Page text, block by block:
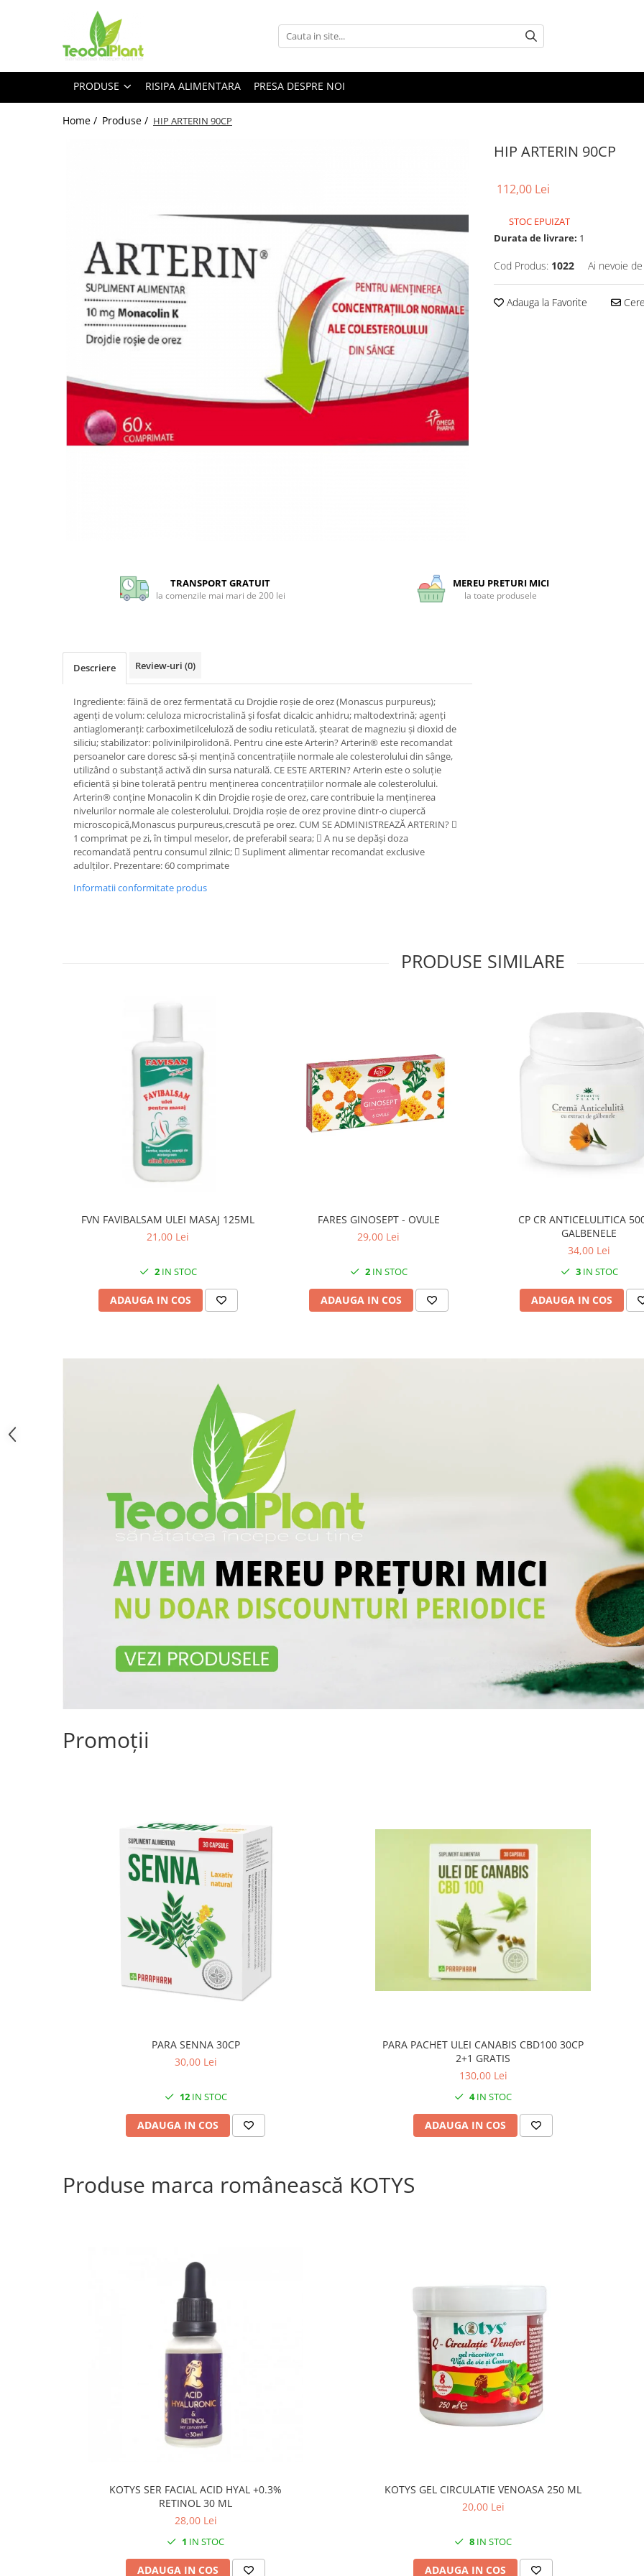
Produse
ANTIINFLAMATOARE
SUPLIMENTE TONICE
SUPLIMENTE HORMONALE
SUPLIMENTE CARDIO VASCULARE
HEPATOPROTECTOARE-BILA
SUPLIMENTE MEMORIE SI
SUPLIMENTE PROSTATĂ
SUPLIMENTE SLĂBIRE
SUPLIMENTE VITAMINE ȘI
SUPLIMENTE URO-GENITAL
SUPLIMENTE STOMAC- DIGESTIE-
SUPLIMENTE IMUNITATE
COSMETICE FAȚĂ
CREME CORP-MASAJ-MAINI -
FOOD SEMINȚE- OLEAGINOASE
GEMODERIVATE
CREME AFECTIUNI PIELE
SUPOZITOARE
PRODUSE RISIPA ALIMENTARA PRESA DESPRE NOI
Home / Produse / HIP ARTERIN 90CP
HIP ARTERIN 90CP
Facebook
112,00 Lei
STOC EPUIZAT
Durata de livrare: 1
Cod Produs: 1022 Ai nevoie
Adauga la Favorite
TRANSPORT GRATUIT
la comenzile mai mari de 200 lei
MEREU PRETURI MICI
la toate produsele
Descriere Review-uri (0)
Ingrediente: făină de orez fermentată cu Drojdie roșie de orez (Monascus purpureus);
agenți de volum: celuloza microcristalină și fosfat dicalcic anhidru; maltodextrină; agenți
antiaglomeranți: carboximetilceluloză de sodiu reticulată, ștearat de magneziu și dioxid de
siliciu; stabilizator: polivinilpirolidonă. Pentru cine este Arterin? Arterin® este recomandat
persoanelor care doresc să-și mențină concentrațiile normale ale colesterolului din sânge,
utilizând o substanță activă din sursa naturală. CE ESTE ARTERIN? Arterin este o soluție
eficientă și bine tolerată pentru menținerea concentrațiilor normale ale colesterolului.
Arterin® conține Monacolin K din Drojdie roșie de orez, care contribuie la menținerea
nivelurilor normale ale colesterolului. Drojdia roșie de orez provine dintr-o ciupercă
microscopică,Monascus purpureus,crescută pe orez. CUM SE ADMINISTREAZĂ ARTERIN? 
1 comprimat pe zi, în timpul meselor, de preferabil seara;  A nu se depăși doza
recomandată pentru consumul zilnic;  Supliment alimentar recomandat exclusive
adulților. Prezentare: 60 comprimate
Informatii conformitate produs
PRODUSE SIMILARE
FVN FAVIBALSAM ULEI MASAJ 125ML
21,00 Lei
2IN STOC
ADAUGA IN COS
FARES GINOSEPT - OVULE
29,00 Lei
2IN STOC
ADAUGA IN COS
CP CR ANTICELULITICA
GALBENELE
34,00 Lei
3IN STOC
ADAUGA IN COS
Promoții
PARA SENNA 30CP
30,00 Lei
12IN STOC
ADAUGA IN COS
PARA PACHET ULEI CANABIS CBD100 30CP
2+1 GRATIS
130,00 Lei
4IN STOC
ADAUGA IN COS
Produse marca românească KOTYS
KOTYS SER FACIAL ACID HYAL +0.3%
RETINOL 30 ML
28,00 Lei
1 IN STOC
ADAUGA IN COS
KOTYS GEL CIRCULATIE VENOASA 250 ML
20,00 Lei
8 IN STOC
ADAUGA IN COS